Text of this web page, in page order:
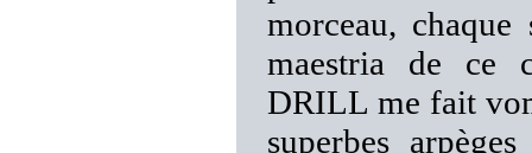
morceau,
maestria de ce
DRILL me fait
superbes